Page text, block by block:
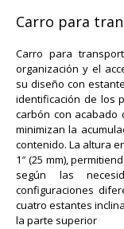
Carro para
Carro para
organización y el
su diseño con
identificación de los
carbón con acabado
minimizan la
contenido. La altura
1″ (25 mm),
según las
configuraciones
cuatro estantes
la parte superior